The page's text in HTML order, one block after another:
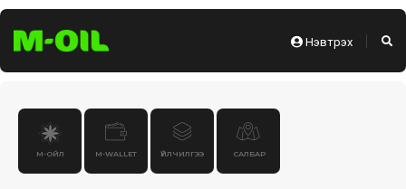
Нэвтрэх
М-ОЙЛ M-WALLET ҮЙЛЧИЛГЭЭ САЛБАР